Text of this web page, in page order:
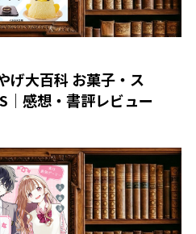
げ大百科 お菓子・ス
｜感想・書評レビュー